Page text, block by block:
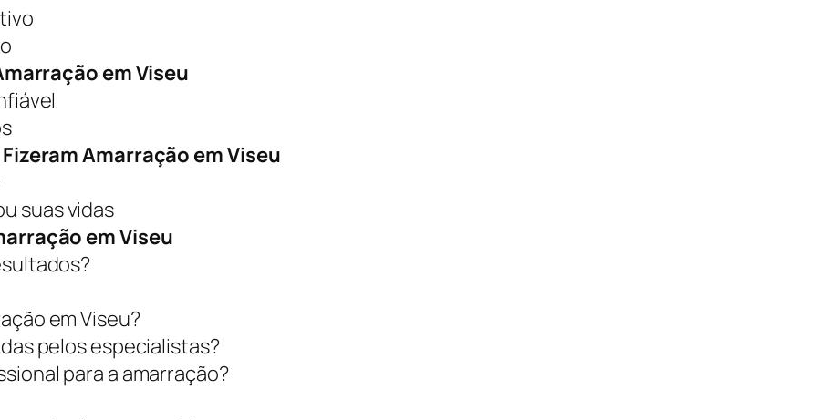
em Viseu
Amarração em Viseu
suas vidas
em Viseu
em Viseu?
pelos especialistas?
para a amarração?